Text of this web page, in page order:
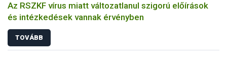
Az RSZKF vírus miatt változatlanul szigorú előírások
és intézkedések vannak érvényben
TOVÁBB